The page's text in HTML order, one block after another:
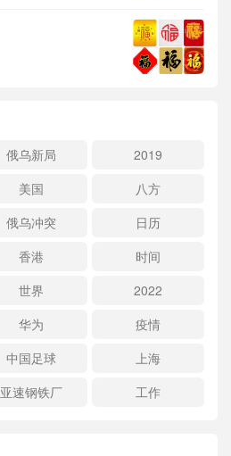
俄乌新局
2019
美国
八方
俄乌冲突
日历
香港
时间
世界
2022
华为
疫情
中国足球
上海
亚速钢铁厂 工作